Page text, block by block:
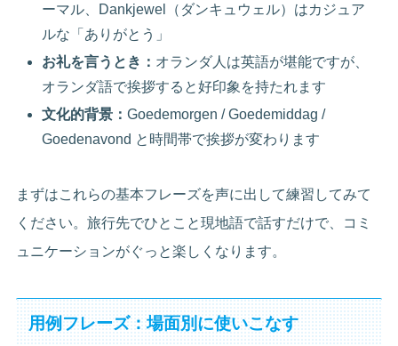
ーマル、Dankjewel（ダンキュウェル）はカジュア
ルな「ありがとう」
お礼を言うとき： オランダ人は英語が堪能ですが、
オランダ語で挨拶すると好印象を持たれます
文化的背景：Goedemorgen / Goedemiddag /
Goedenavond と時間帯で挨拶が変わります
まずはこれらの基本フレーズを声に出して練習してみて
ください。旅行先でひとこと現地語で話すだけで、コミ
ュニケーションがぐっと楽しくなります。
用例フレーズ：場面別に使いこなす